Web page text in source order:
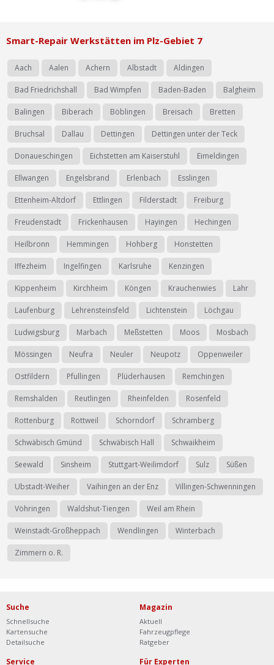
Smart-Repair Werkstätten im Plz-Gebiet 7
Aach Aalen Achern Albstadt Aldingen
Bad Friedrichshall Bad Wimpfen Baden-Baden Balgheim
Balingen Biberach Böblingen Breisach Bretten
Bruchsal Dallau Dettingen Dettingen unter der Teck
Donaueschingen Eichstetten am Kaiserstuhl Eimeldingen
Ellwangen Engelsbrand Erlenbach Esslingen
Ettenheim-Altdorf Ettlingen Filderstadt Freiburg
Freudenstadt Frickenhausen Hayingen Hechingen
Heilbronn Hemmingen Hohberg Honstetten
Iffezheim Ingelfingen Karlsruhe Kenzingen
Kippenheim Kirchheim Köngen Krauchenwies Lahr
Laufenburg Lehrensteinsfeld Lichtenstein Löchgau
Ludwigsburg Marbach Meßstetten Moos Mosbach
Mössingen Neufra Neuler Neupotz Oppenweiler
Ostfildern Pfullingen Plüderhausen Remchingen
Remshalden Reutlingen Rheinfelden Rosenfeld
Rottenburg Rottweil Schorndorf Schramberg
Schwäbisch Gmünd Schwäbisch Hall Schwaikheim
Seewald Sinsheim Stuttgart-Weilimdorf Sulz Süßen
Ubstadt-Weiher Vaihingen an der Enz Villingen-Schwenningen
Vöhringen Waldshut-Tiengen Weil am Rhein
Weinstadt-Großheppach Wendlingen Winterbach
Zimmern o. R.
Suche
Schnellsuche
Kartensuche
Detailsuche
Magazin
Aktuell
Fahrzeugpflege
Ratgeber
Service Für Experten